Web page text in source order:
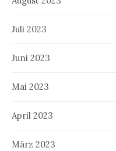
Juli 2023
Juni 2023
Mai 2023
April 2023
März 2023